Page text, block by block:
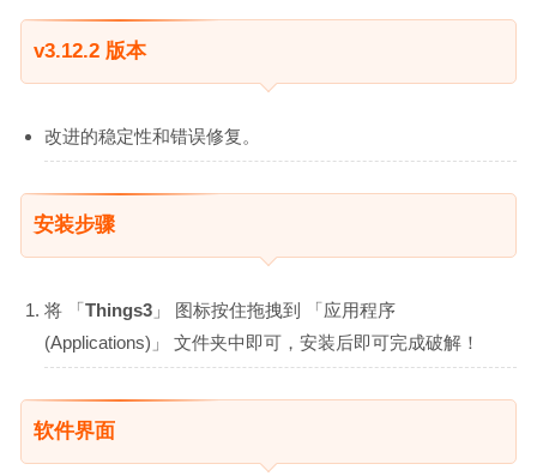
v3.12.2 版本
改进的稳定性和错误修复。
安装步骤
将 「Things3 」 图标按住拖拽到 「应用程序
(Applications)」 文件夹中即可，安装后即可完成破解！
软件界面